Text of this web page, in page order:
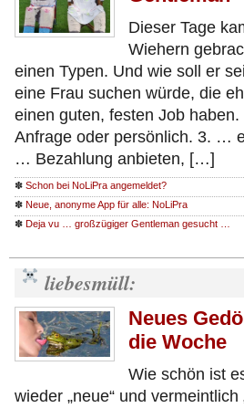
Dieser Tage
Wiehern
einen Typen. Und wie soll er
eine Frau suchen würde, die
einen guten, festen Job
Anfrage oder persönlich. 3. …
… Bezahlung anbieten, […]
✽ Schon bei NoLiPra angemeldet?
✽ Neue, anonyme App für alle: NoLiPra
✽ Deja vu … großzügiger Gentleman gesucht …
liebesmüll:
Neues
die Woche
Wie schön ist
wieder „neue“ und